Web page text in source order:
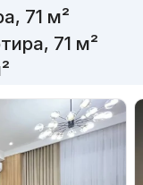
71 м²
71 м²